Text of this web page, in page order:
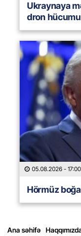
Ukraynaya
dron
05.08.2026 - 17:00
Hörmüz
Ana səhifə